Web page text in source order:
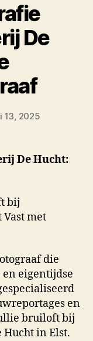
De
13, 2025
De Hucht:
bij
met
die
eigentijdse
en
bruiloft bij
in Elst.